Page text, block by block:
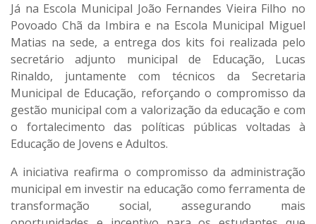
Já na Escola Municipal João Fernandes Vieira Filho no
Povoado Chã da Imbira e na Escola Municipal Miguel
Matias na sede, a entrega dos kits foi realizada pelo
secretário adjunto municipal de Educação, Lucas
Rinaldo, juntamente com técnicos da Secretaria
Municipal de Educação, reforçando o compromisso da
gestão municipal com a valorização da educação e com
o fortalecimento das políticas públicas voltadas à
Educação de Jovens e Adultos.
A iniciativa reafirma o compromisso da administração
municipal em investir na educação como ferramenta de
transformação social, assegurando mais